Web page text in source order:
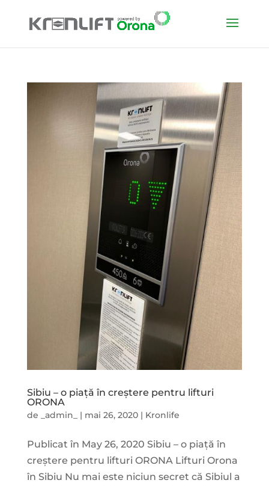
Sibiu – o piață în creștere pentru lifturi
ORONA
de _admin_ | mai 26, 2020| Kronlife
Publicat în May 26, 2020 Sibiu – o piață în
creștere pentru lifturi ORONA Lifturi Orona
în Sibiu Nu mai este niciun secret că Sibiul a